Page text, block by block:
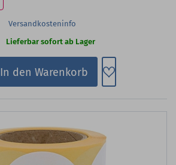
Versandkosteninfo
Lieferbar sofort ab Lager
In den Warenkorb Zum